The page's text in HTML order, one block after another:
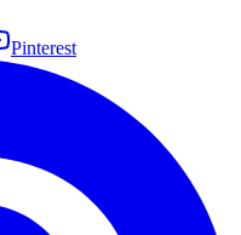
Pinterest